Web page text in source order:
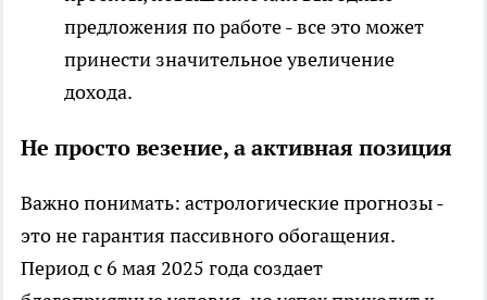
предложения по работе - все это может
принести значительное увеличение
дохода.
Не просто везение, а активная позиция
Важно понимать: астрологические прогнозы -
это не гарантия пассивного обогащения.
Период с 6 мая 2025 года создает